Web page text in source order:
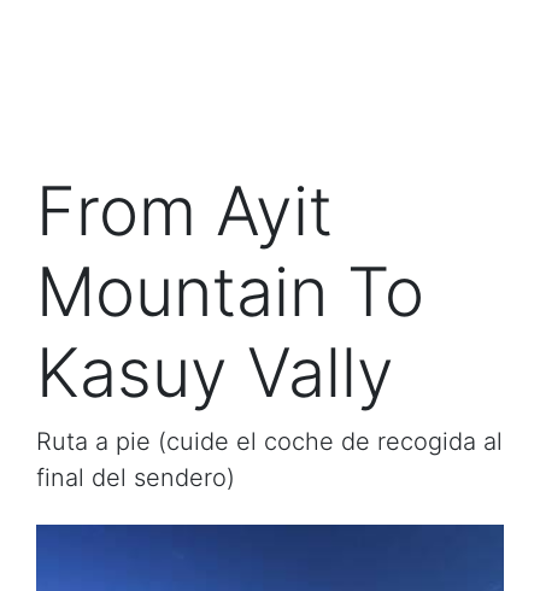
From Ayit
Mountain To
Kasuy Vally
Ruta a pie (cuide el coche de recogida al
final del sendero)